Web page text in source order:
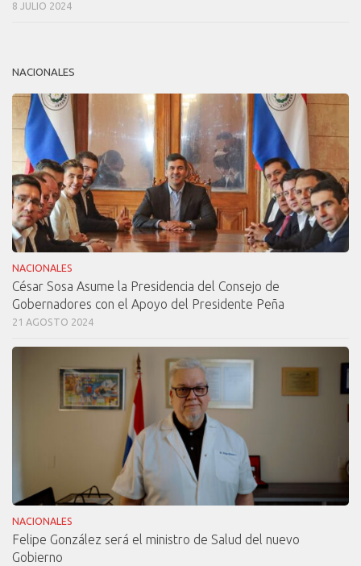
8 JULIO 2024
NACIONALES
NACIONALES
César Sosa Asume la Presidencia del Consejo de
Gobernadores con el Apoyo del Presidente Peña
21 AGOSTO 2024
NACIONALES
Felipe González será el ministro de Salud del nuevo
Gobierno